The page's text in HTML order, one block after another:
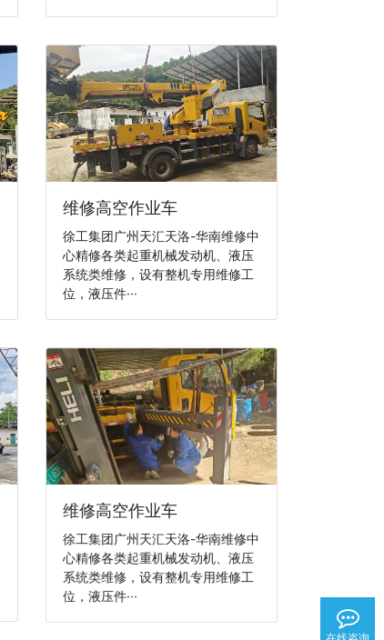
维修高空作业车
徐工集团广州天汇天洛-华南维修中
心精修各类起重机械发动机、液压
系统类维修，设有整机专用维修工
位，液压件···
维修高空作业车
徐工集团广州天汇天洛-华南维修中
心精修各类起重机械发动机、液压
系统类维修，设有整机专用维修工
位，液压件···